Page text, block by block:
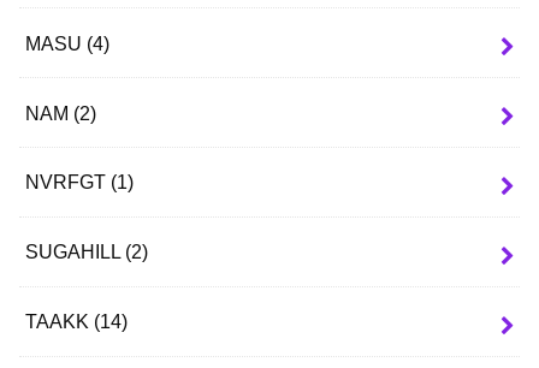
MASU (4)
NAM (2)
NVRFGT (1)
SUGAHILL (2)
TAAKK (14)